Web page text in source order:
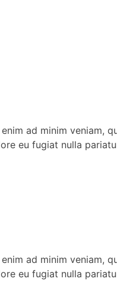
ad minim veniam,
eu fugiat nulla
ad minim veniam,
eu fugiat nulla